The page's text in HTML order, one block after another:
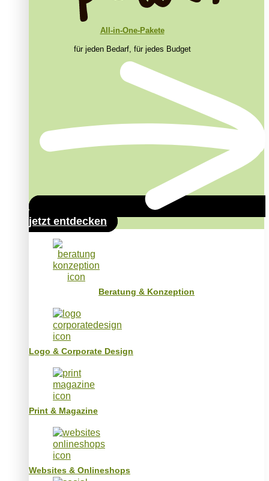
All-in-One-Pakete
für jeden Bedarf, für jedes Budget
jetzt entdecken
Beratung & Konzeption
Logo & Corporate Design
Print & Magazine
Websites & Onlineshops